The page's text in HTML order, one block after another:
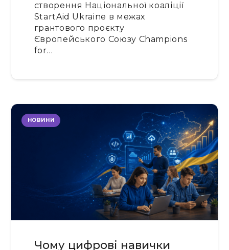
створення Національної коаліції
StartAid Ukraine в межах
грантового проєкту
Європейського Союзу Champions
for…
НОВИНИ
Чому цифрові навички